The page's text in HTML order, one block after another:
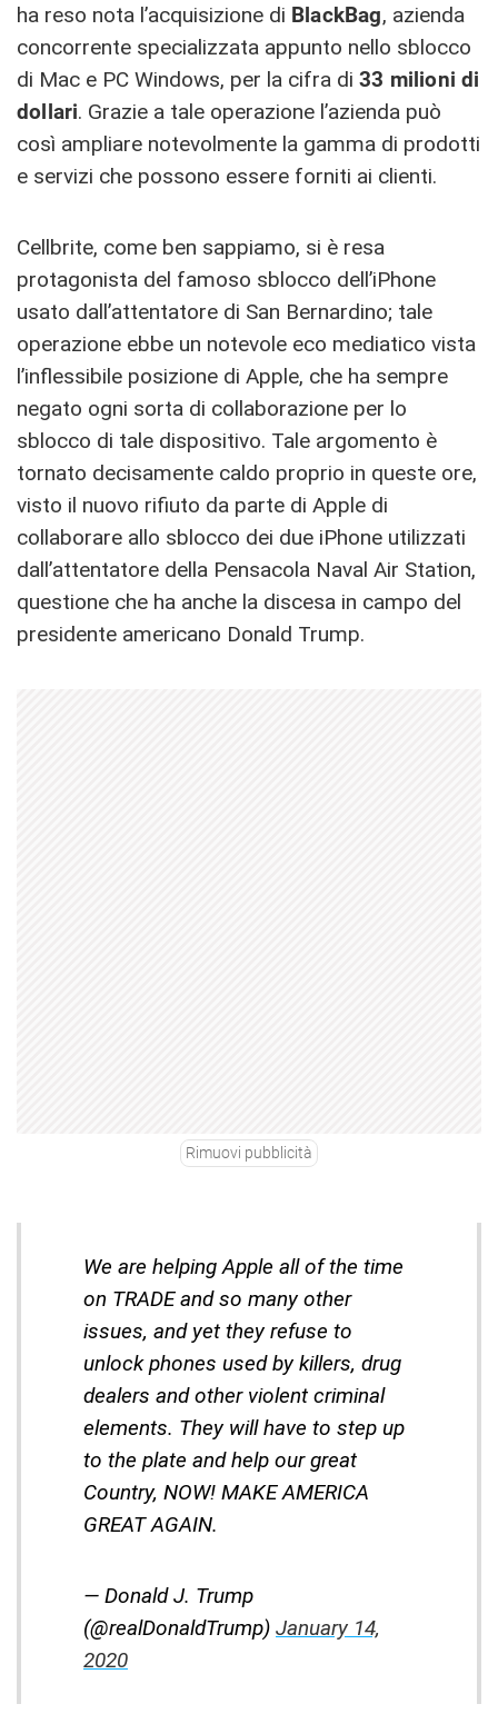
ha reso nota l’acquisizione di BlackBag, azienda
concorrente specializzata appunto nello sblocco
di Mac e PC Windows, per la cifra di 33 milioni di
dollari. Grazie a tale operazione l’azienda può
così ampliare notevolmente la gamma di prodotti
e servizi che possono essere forniti ai clienti.
Cellbrite, come ben sappiamo, si è resa
protagonista del famoso sblocco dell’iPhone
usato dall’attentatore di San Bernardino; tale
operazione ebbe un notevole eco mediatico vista
l’inflessibile posizione di Apple, che ha sempre
negato ogni sorta di collaborazione per lo
sblocco di tale dispositivo. Tale argomento è
tornato decisamente caldo proprio in queste ore,
visto il nuovo rifiuto da parte di Apple di
collaborare allo sblocco dei due iPhone utilizzati
dall’attentatore della Pensacola Naval Air Station,
questione che ha anche la discesa in campo del
presidente americano Donald Trump.
Rimuovi pubblicità
We are helping Apple all of the time
on TRADE and so many other
issues, and yet they refuse to
unlock phones used by killers, drug
dealers and other violent criminal
elements. They will have to step up
to the plate and help our great
Country, NOW! MAKE AMERICA
GREAT AGAIN.
— Donald J. Trump
(@realDonaldTrump) January 14,
2020